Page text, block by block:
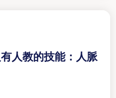
人教的技能：人脈